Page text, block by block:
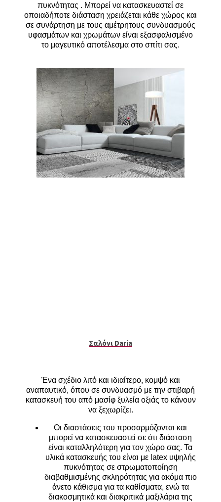
πυκνότητας . Μπορεί να κατασκευαστεί σε
οποιαδήποτε διάσταση χρειάζεται κάθε χώρος και
σε συνάρτηση με τους αμέτρητους συνδυασμούς
υφασμάτων και χρωμάτων είναι εξασφαλισμένο
το μαγευτικό αποτέλεσμα στο σπίτι σας.
Σαλόνι Daria
Ένα σχέδιο λιτό και ιδιαίτερο, κομψό και
αναπαυτικό, όπου σε συνδυασμό με την στιβαρή
κατασκευή του από μασίφ ξυλεία οξιάς το κάνουν
να ξεχωρίζει.
Οι διαστάσεις του προσαρμόζονται και
μπορεί να κατασκευαστεί σε ότι διάσταση
είναι καταλληλότερη για τον χώρο σας. Τα
υλικά κατασκευής του είναι με latex υψηλής
πυκνότητας σε στρωματοποίηση
διαβαθμισμένης σκληρότητας για ακόμα πιο
άνετο κάθισμα για τα καθίσματα, ενώ τα
διακοσμητικά και διακριτικά μαξιλάρια της